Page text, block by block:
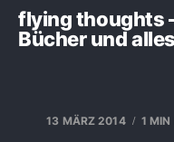
flying thoughts
Bücher und
13 MÄRZ 2014 1 MIN